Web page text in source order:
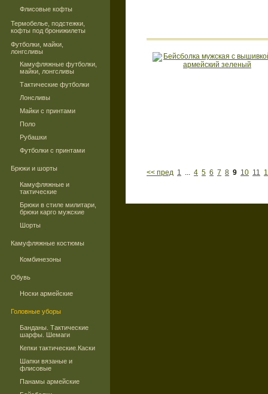
Флисовые кофты
Термобелье, подстежки,
кофты под бронижилеты
Футболки, майки,
лонгсливы
Камуфляжные футболки,
майки, лонгсливы
Тактические футболки
Лонсливы
Майки с принтами
Поло
Рубашки
Футболки с принтами
Брюки и шорты
Камуфляжные и
тактические
Брюки в стиле милитари,
брюки карго мужские
Шорты
Камуфляжные костюмы
Комбинезоны
Обувь
Носки армейские
Головные уборы
Банданы. Тактические
шарфы. Шемаги
Кепки тактические.Каски
Шапки вязаные и
флисовые
Панамы армейские
<< пред 1 ... 4 5 6 7 8 9 10 11